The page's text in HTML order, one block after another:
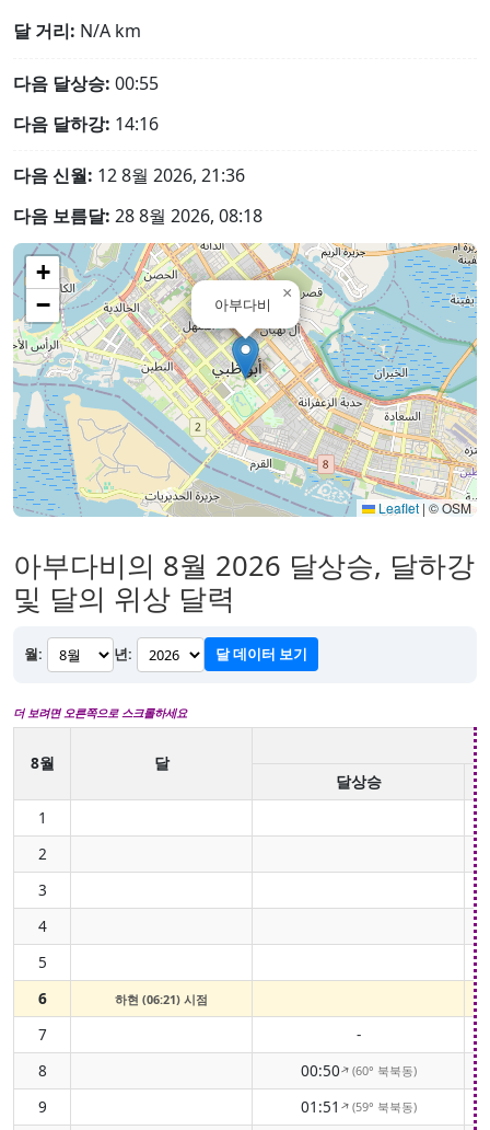
달 거리: N/A km
다음 달상승: 00:55
다음 달하강: 14:16
다음 신월: 12 8월 2026, 21:36
다음 보름달: 28 8월 2026, 08:18
아부다비
×
+
−
Leaflet | © OSM
아부다비의 8월 2026 달상승, 달하강
및 달의 위상 달력
월: 년: 달 데이터 보기
더 보려면 오른쪽으로 스크롤하세요
8월
달
달상승
1
2
3
4
5
6
하현 (06:21) 시점
7
-
8
00:50↑(60° 북북동)
9 01:51↑(59° 북북동)